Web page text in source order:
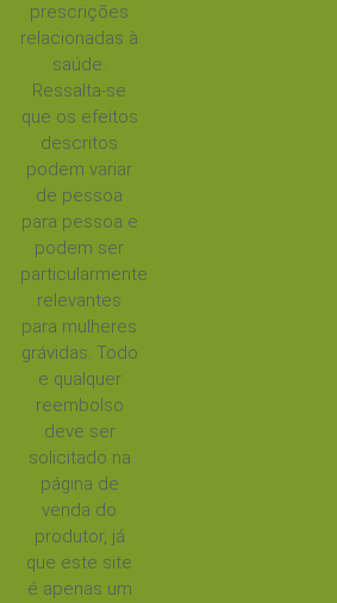
prescrições
relacionadas à
saúde.
Ressalta-se
que os efeitos
descritos
podem variar
de pessoa
para pessoa e
podem ser
particularmente
relevantes
para mulheres
grávidas. Todo
e qualquer
reembolso
deve ser
solicitado na
página de
venda do
produtor, já
que este site
é apenas um